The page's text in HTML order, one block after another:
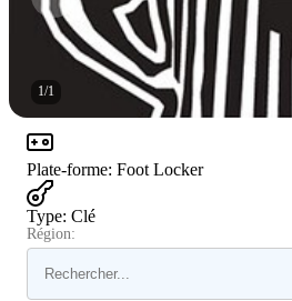
1/1
Plate-forme: Foot Locker
Type: Clé
Région: